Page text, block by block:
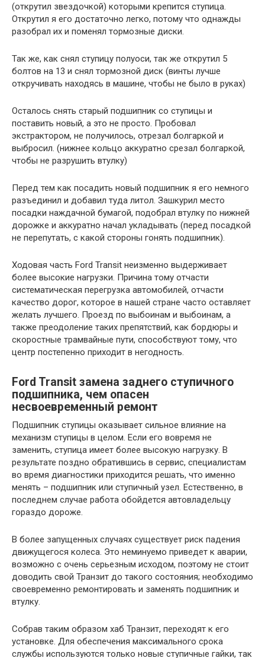
(открутил звездочкой) которыми крепится ступица.
Открутил я его достаточно легко, потому что однажды
разобрал их и поменял тормозные диски.
Так же, как снял ступицу полуоси, так же открутил 5
болтов на 13 и снял тормозной диск (винты лучше
откручивать находясь в машине, чтобы не было в руках)
Осталось снять старый подшипник со ступицы и
поставить новый, а это не просто. Пробовал
экстрактором, не получилось, отрезал болгаркой и
выбросил. (нижнее кольцо аккуратно срезал болгаркой,
чтобы не разрушить втулку)
Перед тем как посадить новый подшипник я его немного
разъединил и добавил туда литол. Зашкурил место
посадки наждачной бумагой, подобрал втулку по нижней
дорожке и аккуратно начал укладывать (перед посадкой
не перепутать, с какой стороны гонять подшипник).
Ходовая часть Ford Transit неизменно выдерживает
более высокие нагрузки. Причина тому отчасти
систематическая перегрузка автомобилей, отчасти
качество дорог, которое в нашей стране часто оставляет
желать лучшего. Проезд по выбоинам и выбоинам, а
также преодоление таких препятствий, как бордюры и
скоростные трамвайные пути, способствуют тому, что
центр постепенно приходит в негодность.
Ford Transit замена заднего ступичного
подшипника, чем опасен
несвоевременный ремонт
Подшипник ступицы оказывает сильное влияние на
механизм ступицы в целом. Если его вовремя не
заменить, ступица имеет более высокую нагрузку. В
результате поздно обратившись в сервис, специалистам
во время диагностики приходится решать, что именно
менять – подшипник или ступичный узел. Естественно, в
последнем случае работа обойдется автовладельцу
гораздо дороже.
В более запущенных случаях существует риск падения
движущегося колеса. Это неминуемо приведет к аварии,
возможно с очень серьезным исходом, поэтому не стоит
доводить свой Транзит до такого состояния; необходимо
своевременно ремонтировать и заменять подшипник и
втулку.
Собрав таким образом хаб Транзит, переходят к его
установке. Для обеспечения максимального срока
службы используются только новые ступичные гайки, так